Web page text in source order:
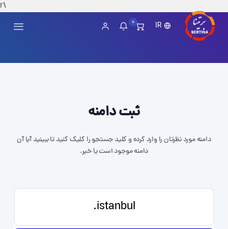
\r
IR
0
ثبت دامنه
دامنه مورد نظرتان را وارد کرده و کلید جستجو را کلیک کنید تا ببینید آیا آن
دامنه موجود است یا خیر.